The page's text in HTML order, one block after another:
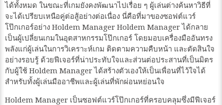
ได้ทั้งหมด ในขณะที่เกมยังคงพัฒนาไปเรื่อย ๆ ผู้เล่นต่างค้นหาวิธีที่
จะได้เปรียบเหนือคู่ต่อสู้อย่างต่อเนื่อง นี่คือที่มาของซอฟต์แวร์
โป๊กเกอร์อย่าง Holdem Manager Holdem Manager ได้กลาย
เป็นผู้เปลี่ยนเกมในอุตสาหกรรมโป๊กเกอร์ โดยมอบเครื่องมืออันทรง
พลังแก่ผู้เล่นในการวิเคราะห์เกม ติดตามความคืบหน้า และตัดสินใจ
อย่างรอบรู้ ด้วยฟีเจอร์ที่น่าประทับใจและส่วนต่อประสานที่เป็นมิตร
กับผู้ใช้ Holdem Manager ได้สร้างตัวเองให้เป็นเพื่อนที่ไว้ใจได้
สำหรับทั้งผู้เล่นมืออาชีพและผู้เล่นที่พักผ่อนหย่อนใจ
Holdem Manager เป็นซอฟต์แวร์โป๊กเกอร์ที่ครอบคลุมซึ่งมีฟีเจอร์